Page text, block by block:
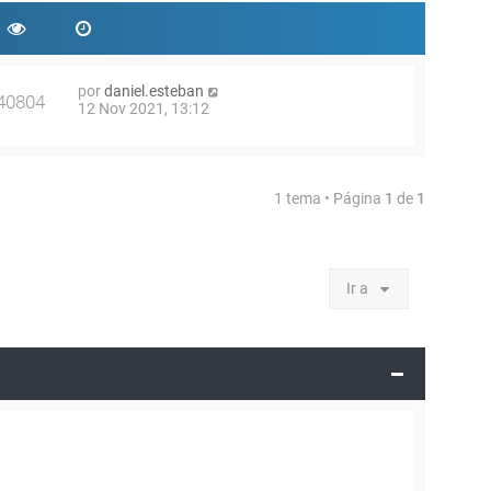
pordaniel.esteban
12 Nov 2021, 13:12
1 tema • Página 1 de 1
Ir a